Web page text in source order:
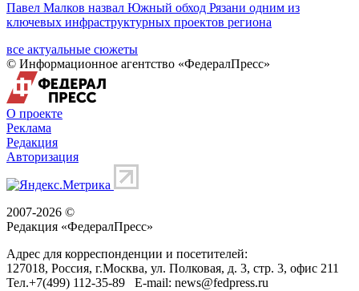
Павел Малков назвал Южный обход Рязани одним из
ключевых инфраструктурных проектов региона
все актуальные сюжеты
© Информационное агентство «ФедералПресс»
О проекте
Реклама
Редакция
Авторизация
2007-2026 ©
Редакция «ФедералПресс»
Адрес для корреспонденции и посетителей:
127018, Россия, г.Москва, ул. Полковая, д. 3, стр. 3, офис 211
Тел.+7(499) 112-35-89 E-mail: news@fedpress.ru